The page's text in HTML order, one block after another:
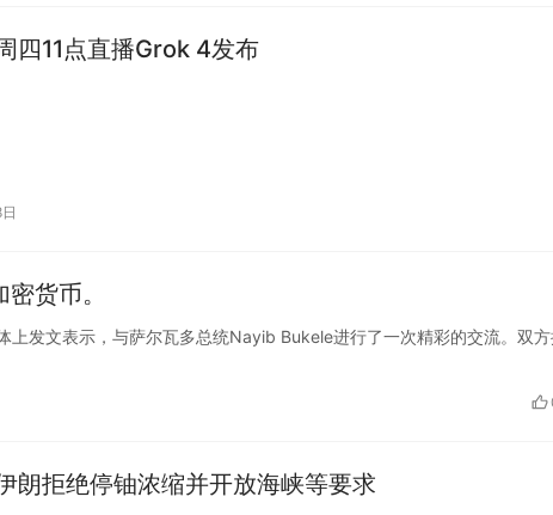
四11点直播Grok 4发布
货币。
发文表示，与萨尔瓦多总统Nayib Bukele进行了一次精彩的交流。双
朗拒绝停铀浓缩并开放海峡等要求